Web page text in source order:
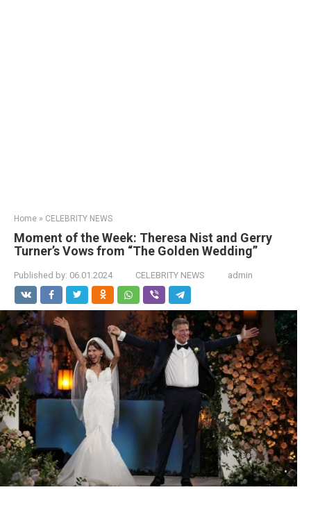
Home » CELEBRITY NEWS
Moment of the Week: Theresa Nist and Gerry
Turner’s Vows from “The Golden Wedding”
Published by: 06.01.2024 CELEBRITY NEWS admin